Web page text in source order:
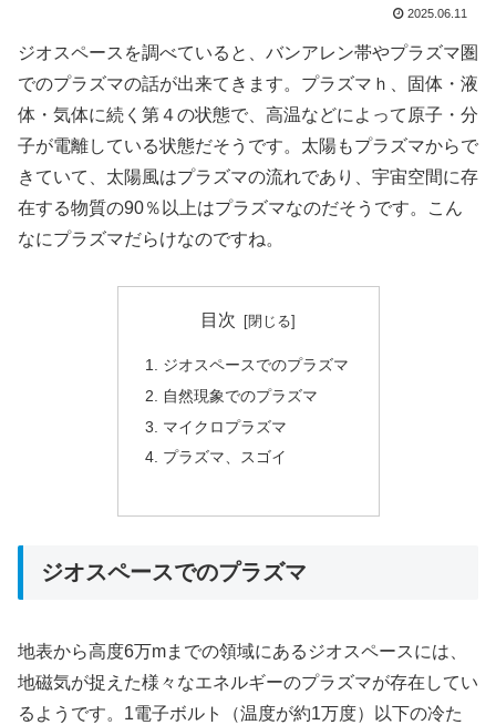
2025.06.11
ジオスペースを調べていると、バンアレン帯やプラズマ圏
でのプラズマの話が出来てきます。プラズマｈ、固体・液
体・気体に続く第４の状態で、高温などによって原子・分
子が電離している状態だそうです。太陽もプラズマからで
きていて、太陽風はプラズマの流れであり、宇宙空間に存
在する物質の90％以上はプラズマなのだそうです。こん
なにプラズマだらけなのですね。
目次
ジオスペースでのプラズマ
自然現象でのプラズマ
マイクロプラズマ
プラズマ、スゴイ
ジオスペースでのプラズマ
地表から高度6万mまでの領域にあるジオスペースには、
地磁気が捉えた様々なエネルギーのプラズマが存在してい
るようです。1電子ボルト（温度が約1万度）以下の冷た